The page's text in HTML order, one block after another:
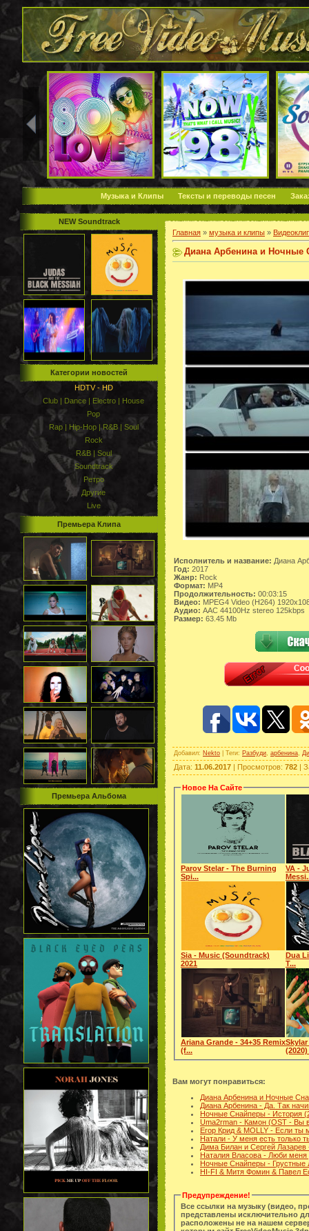
Музыка и Клипы Тексты и переводы песен
NEW Soundtrack
Категории новостей
HDTV - HD
Club | Dance | Electro | House
Pop
Rap | Hip-Hop | R&B | Soul
Rock
R&B | Soul
Soundtrack
Ретро
Другие
Live
Премьера Клипа
Премьера Альбома
Главная » музыка и клипы »
Диана Арбенина и Ночные
Исполнитель и название: Диана
Год: 2017
Жанр: Rock
Формат: MP4
Продолжительность: 00:03:15
Видео: MPEG4 Video (H264)
Аудио: AAC 44100Hz stereo 125kbps
Размер: 63.45 Mb
Добавил: Nekto Теги: Разбуди арбенина
Дата: 11.06.2017 | Просмотров: 782 |
Новое На Сайте
Parov Stelar - The Burning
Spi...
VA -
Sia - Music (Soundtrack)
2021
Dua
T...
Ariana Grande - 34+35 Remix
(f...
(2020)
Вам могут понравиться:
Диана Арбенина и Ночные
Диана Арбенина - Да. Так
Ночные Снайперы - История
Uma2rman - Камон (OST - Вы
Егор Крид & MOLLY - Если
Натали - У меня есть только
Дима Билан и Сергей
Наталия Власова - Люби
Ночные Снайперы - Грустные
HI-FI & Митя Фомин & Павел
Предупреждение!
Все ссылки на музыку (видео,
представлены исключительно
расположены не на нашем